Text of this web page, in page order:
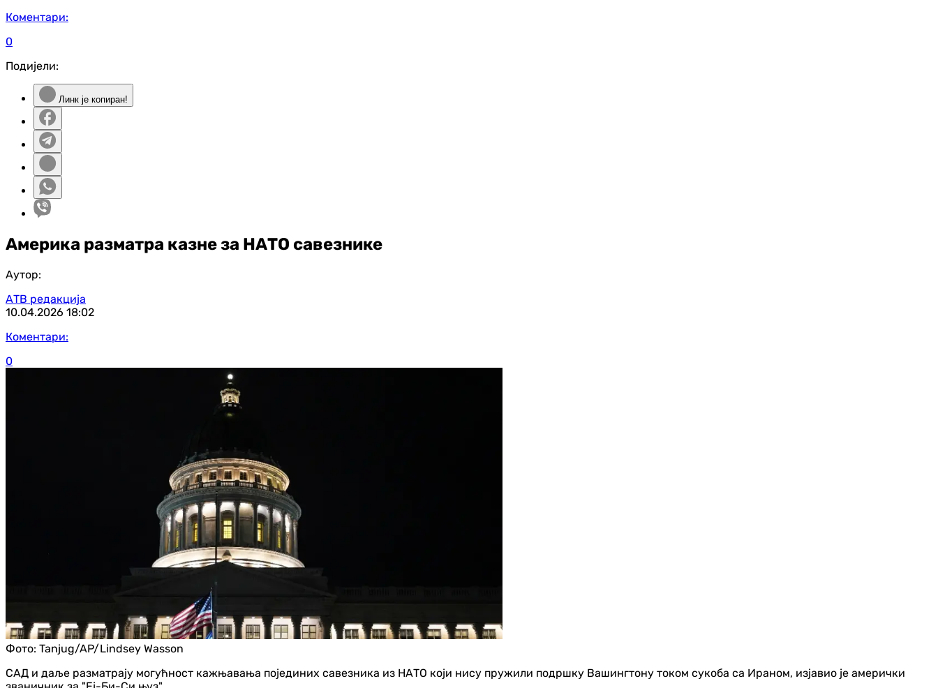
Коментари:
0
Подијели:
Линк је копиран!
Америка разматра казне за НАТО савезнике
Аутор:
АТВ редакција
10.04.2026 18:02
Коментари:
0
Фото: Tanjug/AP/Lindsey Wasson
САД и даље разматрају могућност кажњавања појединих савезника из НАТО који нису пружили подршку Вашингтону током сукоба са Ираном, изјавио је амерички